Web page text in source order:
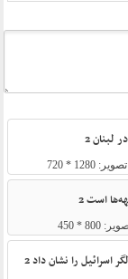
2
است 2
را نشان داد 2